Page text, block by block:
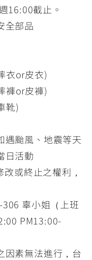
16:00截止。
全部品
衣or皮衣)
褲or皮褲)
靴)
遇颱風、地震等天
日活動
或終止之權利，
辜小姐（上班
PM13:00-
因素無法進行，台